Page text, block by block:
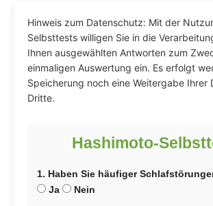
Hinweis zum Datenschutz: Mit der
Selbsttests willigen Sie in die
Ihnen ausgewählten Antworten zum
einmaligen Auswertung ein. Es erfolgt
Speicherung noch eine Weitergabe Ihrer
Dritte.
Hashimoto-
1. Haben Sie häufiger
Ja
Nein